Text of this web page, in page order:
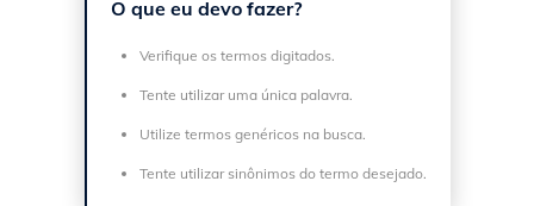
O que eu devo fazer?
Verifique os termos digitados.
Tente utilizar uma única palavra.
Utilize termos genéricos na busca.
Tente utilizar sinônimos do termo desejado.